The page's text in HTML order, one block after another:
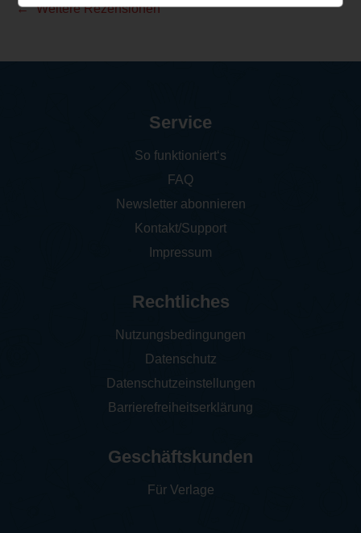
Weitere Rezensionen
Service
So funktioniert‘s
FAQ
Newsletter abonnieren
Kontakt/Support
Impressum
Rechtliches
Nutzungsbedingungen
Datenschutz
Datenschutzeinstellungen
Barrierefreiheitserklärung
Geschäftskunden
Für Verlage